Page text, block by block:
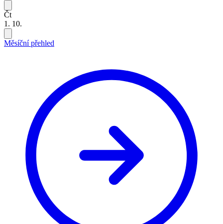
Čt
1. 10.
Měsíční přehled